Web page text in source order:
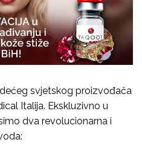
svjetskog proizvođača
Italija. Ekskluzivno u
dva revolucionarna i